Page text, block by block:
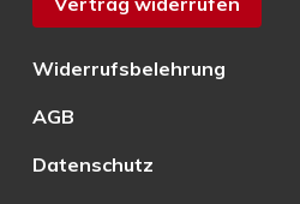
Widerrufsbelehrung
AGB
Datenschutz